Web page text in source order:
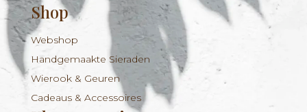
Shop
Webshop
Handgemaakte Sieraden
Wierook & Geuren
Cadeaus & Accessoires